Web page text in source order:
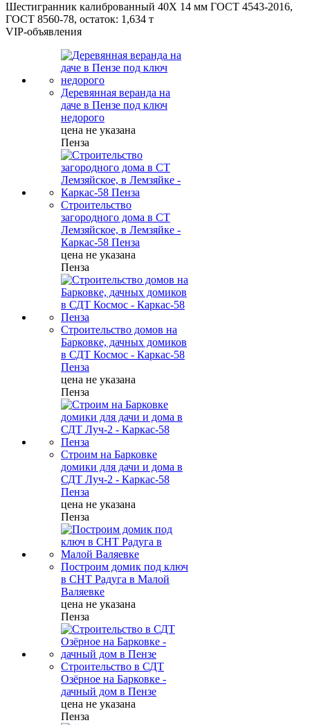
Шестигранник калиброванный 40Х 14 мм ГОСТ 4543-2016,
ГОСТ 8560-78, остаток: 1,634 т
VIP-объявления
Деревянная веранда на
даче в Пензе под ключ
недорого
цена не указана
Пенза
Строительство
загородного дома в СТ
Лемзяйское, в Лемзяйке -
Каркас-58 Пенза
цена не указана
Пенза
Строительство домов на
Барковке, дачных домиков
в СДТ Космос - Каркас-58
Пенза
цена не указана
Пенза
Строим на Барковке
домики для дачи и дома в
СДТ Луч-2 - Каркас-58
Пенза
цена не указана
Пенза
Построим домик под ключ
в СНТ Радуга в Малой
Валяевке
цена не указана
Пенза
Строительство в СДТ
Озёрное на Барковке -
дачный дом в Пензе
цена не указана
Пенза